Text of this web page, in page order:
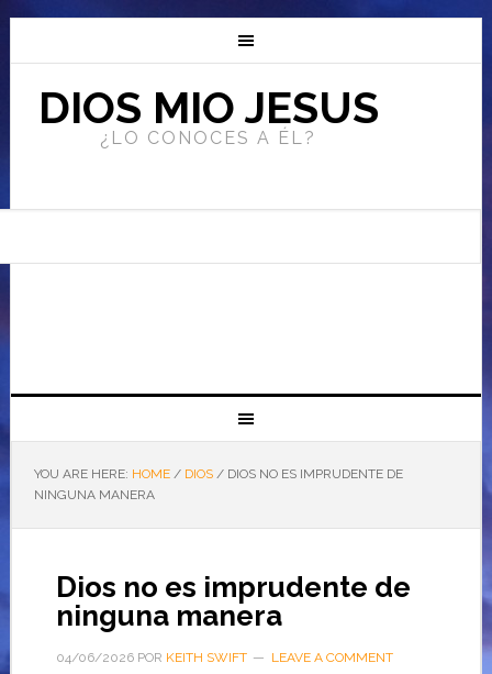
DIOS MIO JESUS
¿LO CONOCES A ÉL?
YOU ARE HERE: HOME / DIOS /DIOS NO ES IMPRUDENTE DE
NINGUNA MANERA
Dios no es imprudente de
ninguna manera
04/06/2026POR KEITH SWIFT LEAVE A COMMENT